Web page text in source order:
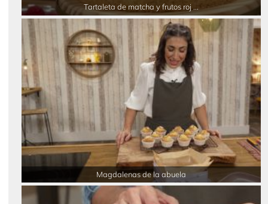
Tartaleta de matcha y frutos roj ...
Magdalenas de la abuela